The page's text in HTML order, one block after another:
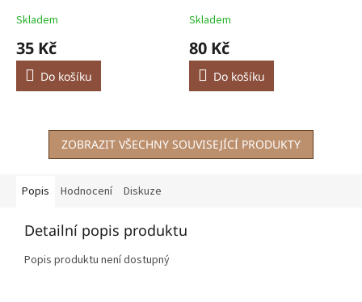
Skladem
35 Kč
Do košíku
Skladem
80 Kč
Do košíku
ZOBRAZIT VŠECHNY SOUVISEJÍCÍ PRODUKTY
Popis Hodnocení Diskuze
Detailní popis produktu
Popis produktu není dostupný